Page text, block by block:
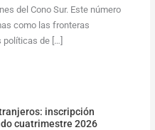
del Cono Sur. Este número
como las fronteras
de […]
inscripción
cuatrimestre 2026